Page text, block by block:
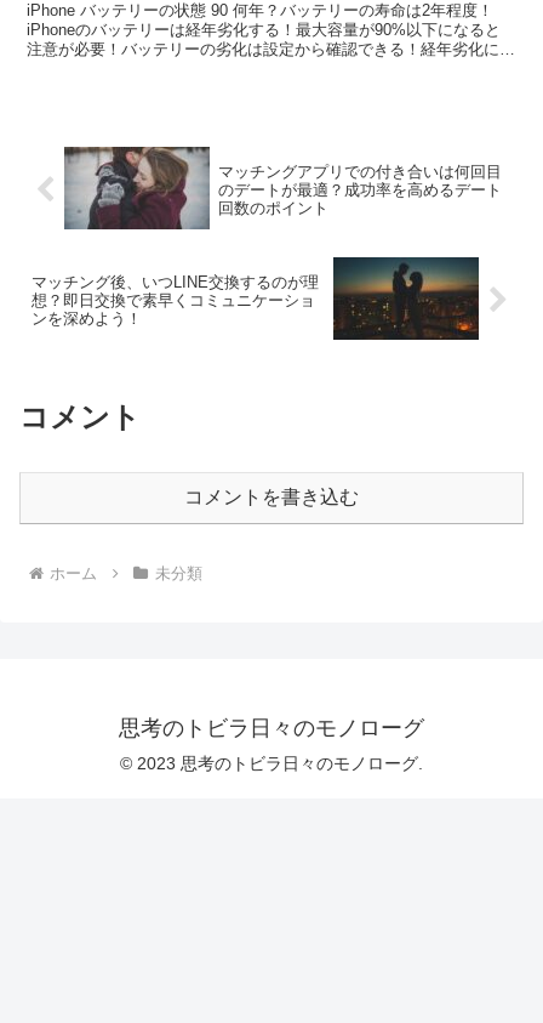
iPhone バッテリーの状態 90 何年？バッテリーの寿命は2年程度！
iPhoneのバッテリーは経年劣化する！最大容量が90%以下になると
注意が必要！バッテリーの劣化は設定から確認できる！経年劣化によ
マッチングアプリでの付き合いは何回目
のデートが最適？成功率を高めるデート
回数のポイント
マッチング後、いつLINE交換するのが理
想？即日交換で素早くコミュニケーショ
ンを深めよう！
コメント
コメントを書き込む
ホーム 未分類
思考のトビラ日々のモノローグ
© 2023 思考のトビラ日々のモノローグ.